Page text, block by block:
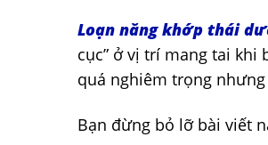
Loạn năng khớp thái
cục” ở vị trí mang tai khi
quá nghiêm trọng
Bạn đừng bỏ lỡ bài viết